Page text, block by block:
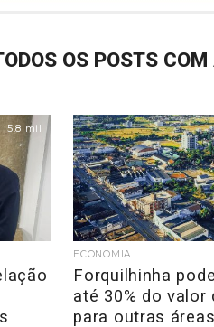
OS POSTS
5.8 mil
ECONOMIA
Forquilhinha
até 30% do valor
para outras áreas